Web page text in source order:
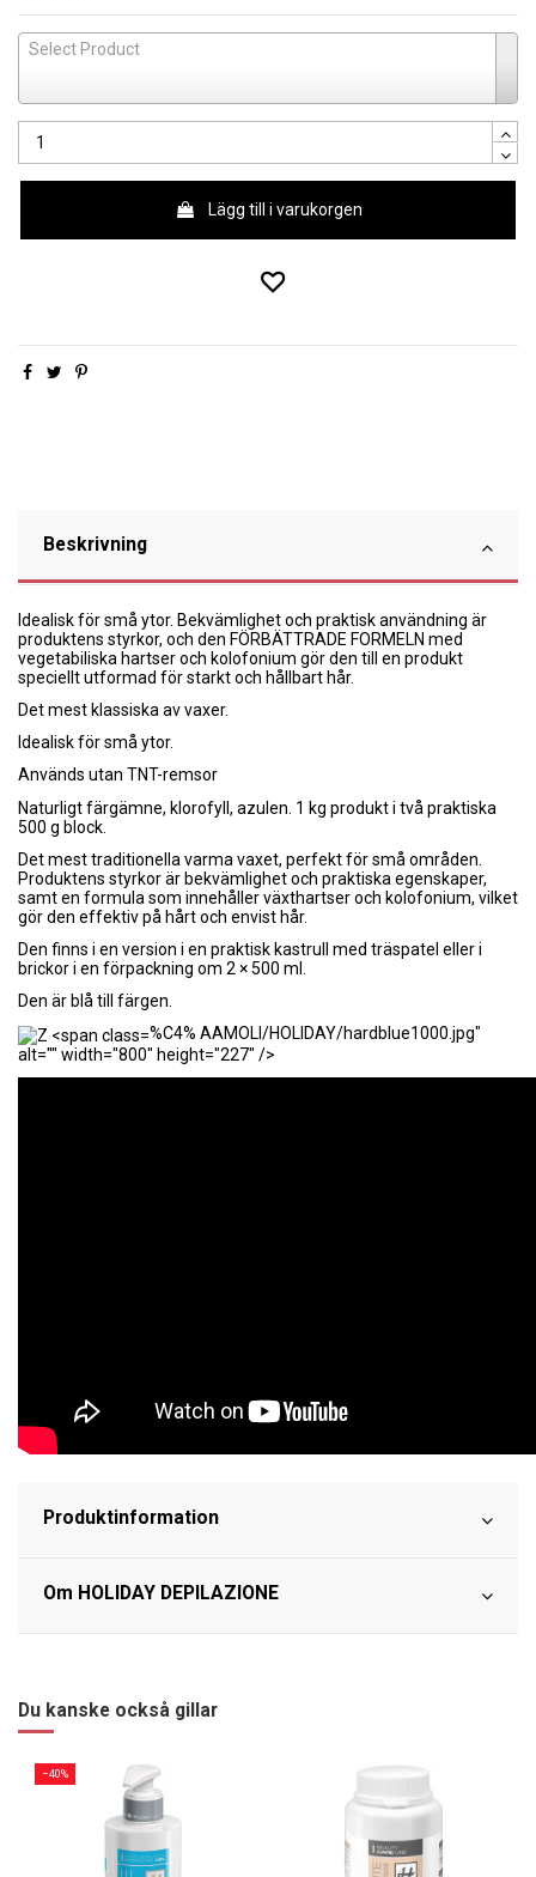
Select Product
Lägg till i varukorgen
Beskrivning
Idealisk för små ytor. Bekvämlighet och praktisk användning är
produktens styrkor, och den FÖRBÄTTRADE FORMELN med
vegetabiliska hartser och kolofonium gör den till en produkt
speciellt utformad för starkt och hållbart hår.
Det mest klassiska av vaxer.
Idealisk för små ytor.
Används utan TNT-remsor
Naturligt färgämne, klorofyll, azulen. 1 kg produkt i två praktiska
500 g block.
Det mest traditionella varma vaxet, perfekt för små områden.
Produktens styrkor är bekvämlighet och praktiska egenskaper,
samt en formula som innehåller växthartser och kolofonium, vilket
gör den effektiv på hårt och envist hår.
Den finns i en version i en praktisk kastrull med träspatel eller i
brickor i en förpackning om 2 × 500 ml.
Den är blå till färgen.
%C4% AAMOLI/HOLIDAY/hardblue1000.jpg"
alt="" width="800" height="227" />
Produktinformation
Om HOLIDAY DEPILAZIONE
Du kanske också gillar
−40%